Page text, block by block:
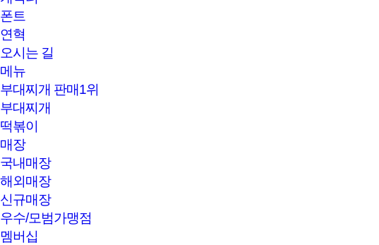
폰트
연혁
오시는 길
메뉴
부대찌개 판매1위
부대찌개
떡볶이
매장
국내매장
해외매장
신규매장
우수/모범가맹점
멤버십